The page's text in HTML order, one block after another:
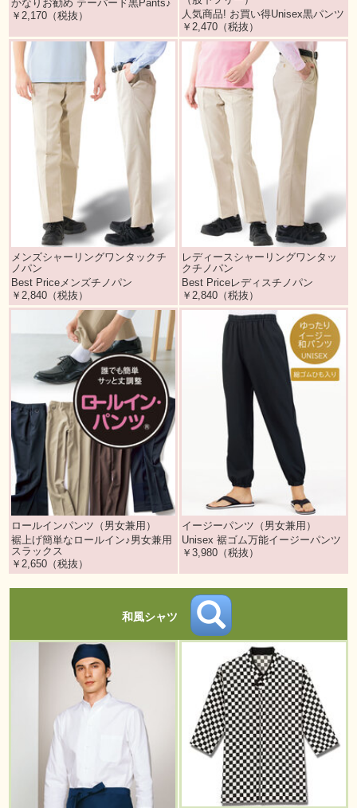
かなりお勧め テーパード黒Pants♪
￥2,170（税抜）
人気商品! お買い得Unisex黒パンツ
￥2,470（税抜）
メンズシャーリングワンタックチ
ノパン
Best Priceメンズチノパン
￥2,840（税抜）
レディースシャーリングワンタッ
クチノパン
Best Priceレディスチノパン
￥2,840（税抜）
ロールインパンツ（男女兼用）
裾上げ簡単なロールイン♪男女兼用
スラックス
￥2,650（税抜）
イージーパンツ（男女兼用）
Unisex 裾ゴム万能イージーパンツ
￥3,980（税抜）
和風シャツ